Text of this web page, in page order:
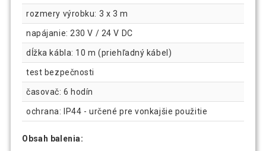
rozmery výrobku: 3 x 3 m
napájanie: 230 V / 24 V DC
dĺžka kábla: 10 m (priehľadný kábel)
test bezpečnosti
časovač: 6 hodín
ochrana: IP44 - určené pre vonkajšie použitie
Obsah balenia: